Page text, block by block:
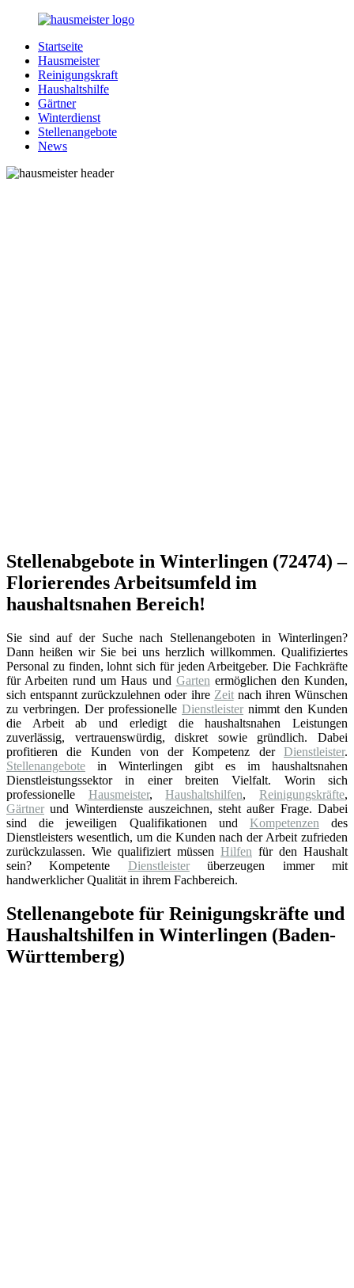
Zurück
Inhalt
Hausmeister.de
Alles
rund
Ihren
Haushalt
Startseite
Hausmeister
Reinigungskraft
Haushaltshilfe
Gärtner
Winterdienst
Stellenangebote
News
Stellenabgebote in Winterlingen (72474) –
Florierendes Arbeitsumfeld im
haushaltsnahen Bereich!
Sie sind auf der Suche nach Stellenangeboten in Winterlingen?
Dann heißen wir Sie bei uns herzlich willkommen. Qualifiziertes
Personal zu finden, lohnt sich für jeden Arbeitgeber. Die Fachkräfte
für Arbeiten rund um Haus und Garten ermöglichen den Kunden,
sich entspannt zurückzulehnen oder ihre Zeitnach ihren Wünschen
zu verbringen. Der professionelle Dienstleister nimmt den Kunden
die Arbeit ab und erledigt die haushaltsnahen Leistungen
zuverlässig, vertrauenswürdig, diskret sowie gründlich. Dabei
profitieren die Kunden von der Kompetenz der Dienstleister.
Stellenangebote in Winterlingen gibt es im haushaltsnahen
Dienstleistungssektor in einer breiten Vielfalt. Worin sich
professionelle Hausmeister,Haushaltshilfen,Reinigungskräfte,
Gärtner und Winterdienste auszeichnen, steht außer Frage. Dabei
sind die jeweiligen Qualifikationen und Kompetenzen des
Dienstleisters wesentlich, um die Kunden nach der Arbeit zufrieden
zurückzulassen. Wie qualifiziert müssen Hilfen für den Haushalt
sein? Kompetente Dienstleisterüberzeugen immer mit
handwerklicher Qualität in ihrem Fachbereich.
Stellenangebote für Reinigungskräfte und
Haushaltshilfen in Winterlingen (Baden-
Württemberg)